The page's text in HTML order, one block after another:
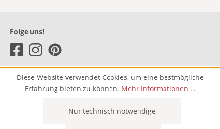
Folge uns!
Diese Website verwendet Cookies, um eine bestmögliche
Erfahrung bieten zu können. Mehr Informationen ...
Nur technisch notwendige